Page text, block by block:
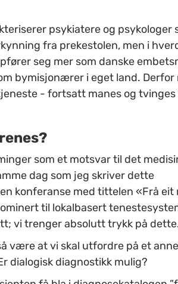
psykiatere og psykologer
fra prekestolen, men i
seg mer som danske
bymisjonærer i eget land. Derfor
- fortsatt manes og
som et motsvar til det
dag som jeg skriver dette
konferanse med tittelen «Frå eit
til lokalbasert
vi trenger absolutt trykk på
være at vi skal utfordre på et
dialogisk diagnostikk mulig?